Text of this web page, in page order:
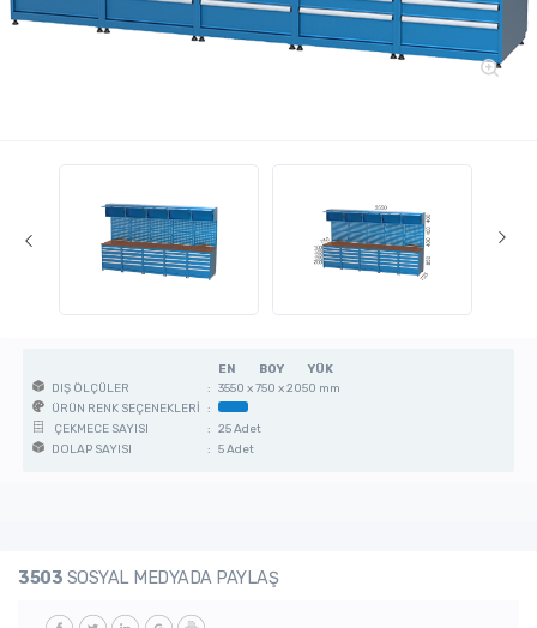
EN BOY
YÜK
DIŞ ÖLÇÜLER
: 3550 x 750 x 2050 mm
ÜRÜN RENK SEÇENEKLERİ :
ÇEKMECE SAYISI
: 25 Adet
DOLAP SAYISI
: 5 Adet
3503 SOSYAL MEDYADA PAYLAŞ